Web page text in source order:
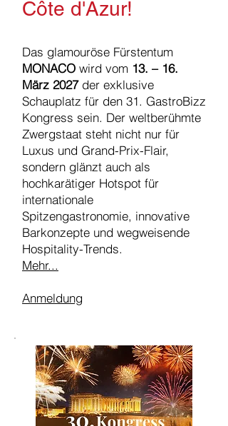
Côte d'Azur!
Das glamouröse Fürstentum
MONACO wird vom 13. – 16.
März 2027der exklusive
Schauplatz für den 31. GastroBizz
Kongress sein. Der weltberühmte
Zwergstaat steht nicht nur für
Luxus und Grand-Prix-Flair,
sondern glänzt auch als
hochkarätiger Hotspot für
internationale
Spitzengastronomie, innovative
Barkonzepte und wegweisende
Hospitality-Trends.
Mehr...
Anmeldung